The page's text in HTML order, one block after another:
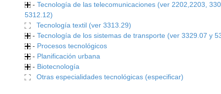
-Tecnología de las telecomunicaciones (ver 2202,2203,
5312.12)
Tecnología textil (ver 3313.29)
-Tecnología de los sistemas de transporte (ver 3329.07 y
- Procesos tecnológicos
- Planificación urbana
- Biotecnología
Otras especialidades tecnológicas (especificar)